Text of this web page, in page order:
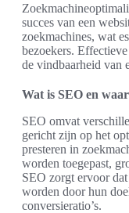
succes van een
zoekmachines, wat
bezoekers.
de vindbaarheid van
Wat is SEO en
SEO omvat
gericht zijn op het
presteren in
worden toegepast,
SEO zorgt ervoor
worden door hun
conversieratio’s.